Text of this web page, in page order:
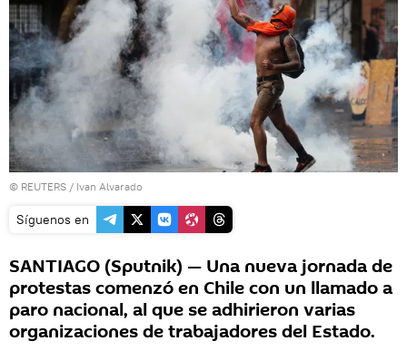
© REUTERS / Ivan Alvarado
Síguenos en
SANTIAGO (Sputnik) — Una nueva jornada de
protestas comenzó en Chile con un llamado a
paro nacional, al que se adhirieron varias
organizaciones de trabajadores del Estado.